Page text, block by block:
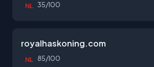
NL 35/100
royalhaskoning.com
NL 85/100